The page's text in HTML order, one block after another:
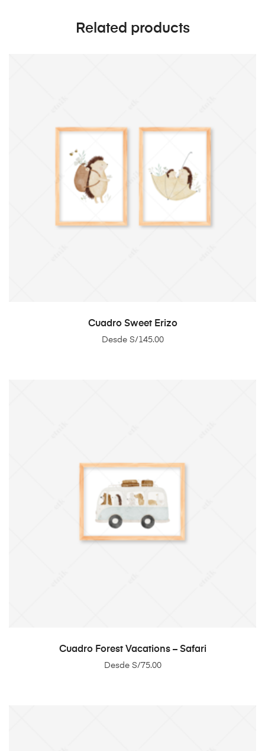
Related products
SELECT OPTIONS
Cuadro Sweet Erizo
Desde S/145.00
SELECT OPTIONS
Cuadro Forest Vacations – Safari
Desde S/75.00